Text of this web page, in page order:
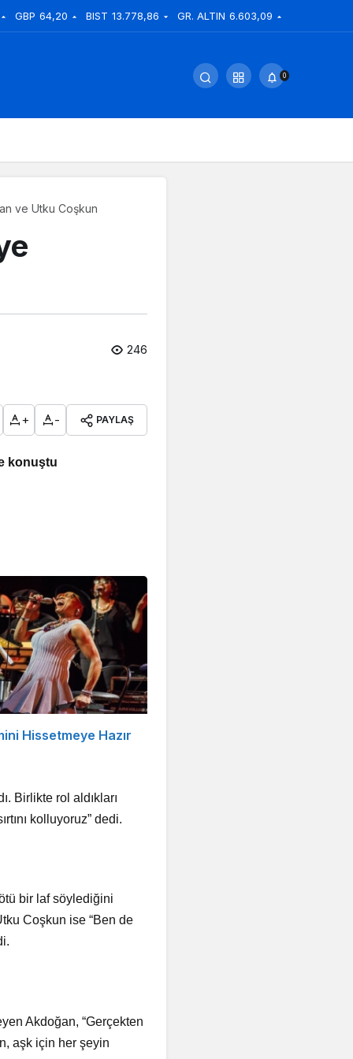
GBP 64,20 BIST 13.778,86 GR. ALTIN 6.603,09
0
ve Utku Coşkun
246
+ - PAYLAŞ
konuştu
Hissetmeye Hazır
Birlikte rol aldıkları
kolluyoruz” dedi.
bir laf söylediğini
Coşkun ise “Ben de
Akdoğan, “Gerçekten
aşk için her şeyin